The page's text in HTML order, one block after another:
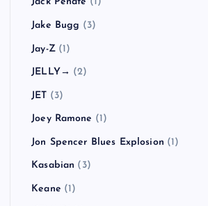
Jake Bugg (3)
Jay-Z(1)
JELLY→ (2)
JET (3)
Joey Ramone (1)
Jon Spencer Blues Explosion (1)
Kasabian (3)
Keane (1)